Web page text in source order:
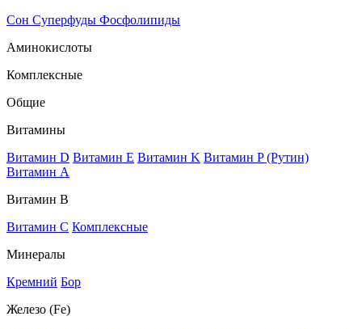
Сон Суперфуды Фосфолипиды
Аминокислоты
Комплексные
Общие
Витамины
Витамин D Витамин E Витамин K Витамин P (Рутин)
Витамин А
Витамин В
Витамин C Комплексные
Минералы
Кремний Бор
Железо (Fe)